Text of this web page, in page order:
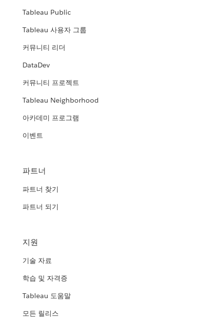
Tableau Public
Tableau 사용자 그룹
커뮤니티 리더
DataDev
커뮤니티 프로젝트
Tableau Neighborhood
아카데미 프로그램
이벤트
파트너
파트너 찾기
파트너 되기
지원
기술 자료
학습 및 자격증
Tableau 도움말
모든 릴리스